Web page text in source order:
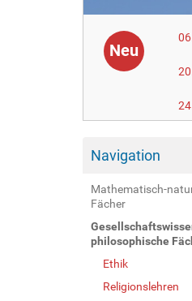
Neu
Navigation
Mathematisch-
Fächer
philosophische
Ethik
Religionslehren